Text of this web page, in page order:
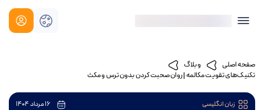
صفحه اصلی
وبلاگ
تکنیک‌های تقویت مکالمه | روان صحبت کردن بدون ترس و مکث
زبان انگلیسی 16 مرداد 1404